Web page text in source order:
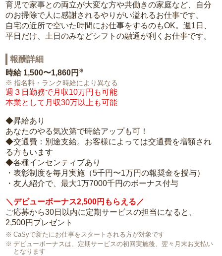
育児で家事との両立が大変な方や共働きの家庭など、自分
のお掃除で人に感謝されるやりがい溢れるお仕事です。
自宅の近所で空いた時間にお仕事をするのもOK。週1日、
平日だけ、土日のみなどシフトの融通が利くお仕事です。
報酬詳細
時給 1,500〜1,860円 ※
指名料・ランク時給により異なる
週３日勤務で月収10万円も可能
本業として月収30万以上も可能
◆昇給あり
あなたのやる気次第で時給アップも可！
◆交通費：別途支給。お客様によっては交通費を増額され
る方もいます
◆各種インセンティブあり
・表彰制度を毎月実施（5千円〜1万円の報奨金を授与）
・友人紹介で、最大1万7000千円のボーナス付与
＼デビューボーナス2,500円もらえる／
ご応募から30日以内に定期サービスの担当になると、
2,500円プレゼント
CaSyで新たにお仕事をスタートされる方が対象です
デビューボーナスは、定期サービスの初回実施後、翌々月末お支払い
となります